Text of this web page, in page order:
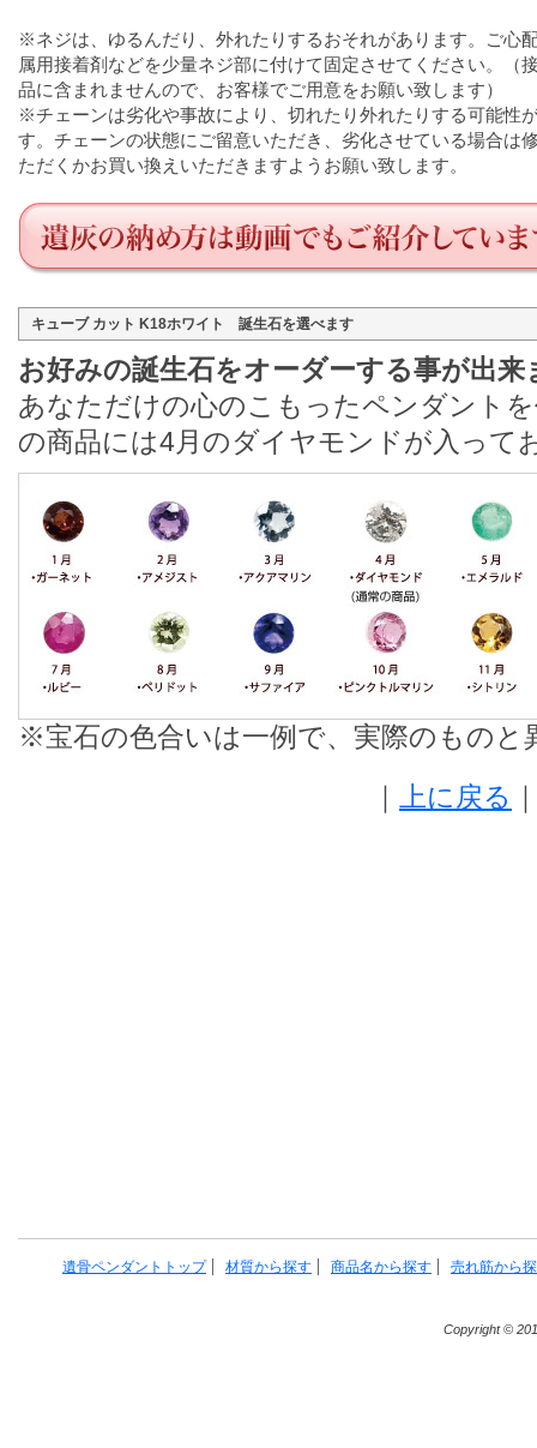
※ネジは、ゆるんだり、外れたりするおそれがあります。ご心
属用接着剤などを少量ネジ部に付けて固定させてください。（
品に含まれませんので、お客様でご用意をお願い致します）
※チェーンは劣化や事故により、切れたり外れたりする可能性
す。チェーンの状態にご留意いただき、劣化させている場合は
ただくかお買い換えいただきますようお願い致します。
キューブ カット K18ホワイト 誕生石を選べます
お好みの誕生石をオーダーする事が出来
あなただけの心のこもったペンダント
の商品には4月のダイヤモンドが入って
※宝石の色合いは一例で、実際のものと
上に戻る
遺骨ペンダントトップ 材質から探す 商品名から探す 売れ筋から
Copyright ©